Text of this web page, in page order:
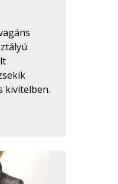
kivitelben.